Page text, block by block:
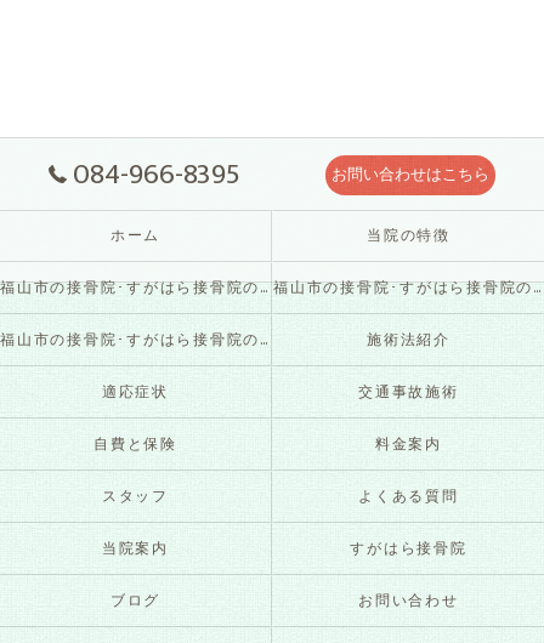
084-966-8395 お問い合わせはこちら
ホーム 当院の特徴
福山市の接骨院･すがはら接骨院の口コミ情報 福山市の接骨院･すがはら接骨院の評判
福山市の接骨院･すがはら接骨院のお客様の声 施術法紹介
適応症状 交通事故施術
自費と保険 料金案内
スタッフ よくある質問
当院案内 すがはら接骨院
ブログ お問い合わせ